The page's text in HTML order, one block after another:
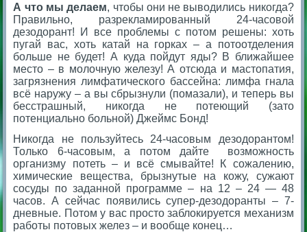
А что мы делаем, чтобы они не выводились никогда?
Правильно, разрекламированный 24-часовой
дезодорант! И все проблемы с потом решены: хоть
пугай вас, хоть катай на горках – а потоотделения
больше не будет! А куда пойдут яды? В ближайшее
место – в молочную железу!А отсюда и мастопатия,
загрязнения лимфатического бассейна: лимфа гнала
всё наружу – а вы сбрызнули (помазали), и теперь вы
бесстрашный, никогда не потеющий (зато
потенциально больной)Джеймс Бонд!
Никогда не пользуйтесь 24-часовым дезодорантом!
Только 6-часовым, а потом дайте возможность
организму потеть – и всё смывайте! К сожалению,
химические вещества, брызнутые на кожу, сужают
сосуды по заданной программе – на 12 – 24 — 48
часов. А сейчас появились супер-дезодоранты – 7-
дневные. Потом у вас просто заблокируется механизм
работы потовых желез – и вообще конец…